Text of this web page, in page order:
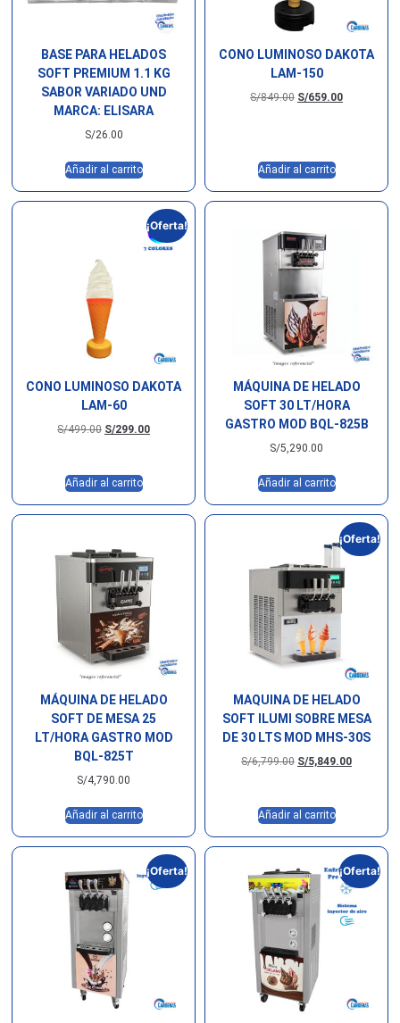
BASE PARA HELADOS
SOFT PREMIUM 1.1 KG
SABOR VARIADO UND
MARCA: ELISARA
S/26.00
Añadir al carrito
CONO LUMINOSO DAKOTA
LAM-150
S/849.00 S/659.00
Añadir al carrito
¡Oferta!
CONO LUMINOSO DAKOTA
LAM-60
S/499.00 S/299.00
Añadir al carrito
MÁQUINA DE HELADO
SOFT 30 LT/HORA
GASTRO MOD BQL-825B
S/5,290.00
Añadir al carrito
MÁQUINA DE HELADO
SOFT DE MESA 25
LT/HORA GASTRO MOD
BQL-825T
S/4,790.00
Añadir al carrito
¡Oferta!
MAQUINA DE HELADO
SOFT ILUMI SOBRE MESA
DE 30 LTS MOD MHS-30S
S/6,799.00 S/5,849.00
Añadir al carrito
¡Oferta! ¡Oferta!